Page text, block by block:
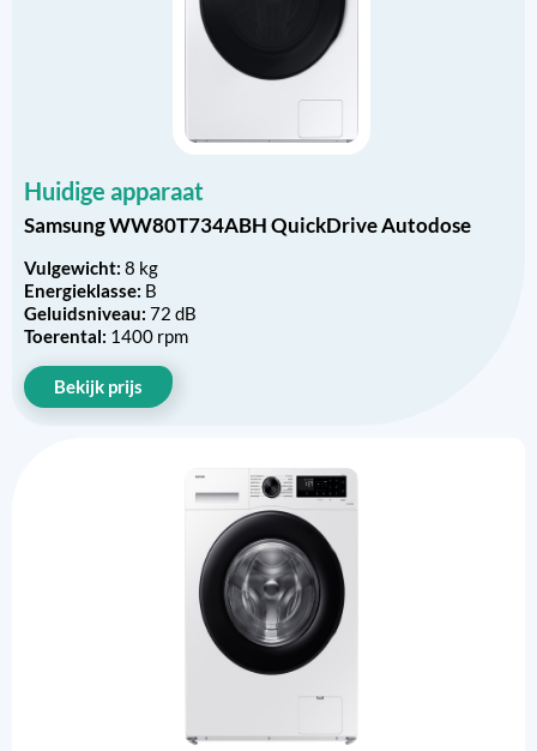
Huidige apparaat
Samsung WW80T734ABH QuickDrive Autodose
Vulgewicht: 8 kg
Energieklasse: B
Geluidsniveau: 72 dB
Toerental: 1400 rpm
Bekijk prijs